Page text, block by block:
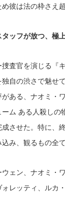
彼は法の枠さえ
ッフが放つ、極
査官を演じる『
自の渋さで魅せ
ある、ナオミ・
ム ある人殺し
させた。特に、
み、観るもの全
ェン、ナオミ・
レッティ、ルカ